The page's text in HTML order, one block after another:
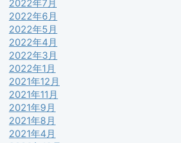
2022年7月
2022年6月
2022年5月
2022年4月
2022年3月
2022年1月
2021年12月
2021年11月
2021年9月
2021年8月
2021年4月